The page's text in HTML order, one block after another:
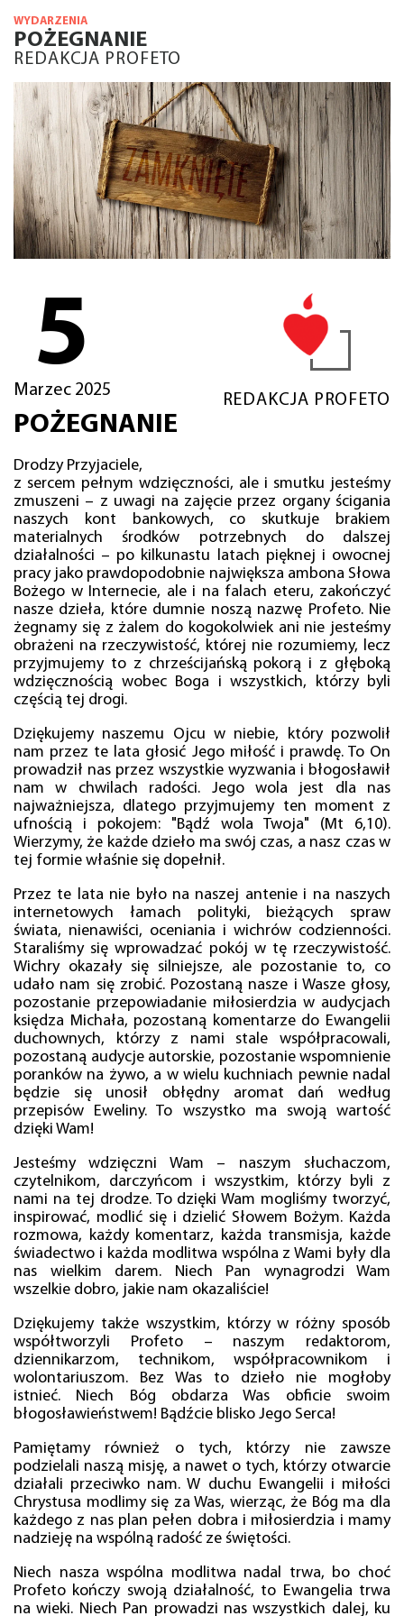
WYDARZENIA
POŻEGNANIE
REDAKCJA PROFETO
5
Marzec 2025
REDAKCJA PROFETO
POŻEGNANIE
Drodzy Przyjaciele,
z sercem pełnym wdzięczności, ale i smutku jesteśmy
zmuszeni – z uwagi na zajęcie przez organy ścigania
naszych kont bankowych, co skutkuje brakiem
materialnych środków potrzebnych do dalszej
działalności – po kilkunastu latach pięknej i owocnej
pracy jako prawdopodobnie największa ambona Słowa
Bożego w Internecie, ale i na falach eteru, zakończyć
nasze dzieła, które dumnie noszą nazwę Profeto. Nie
żegnamy się z żalem do kogokolwiek ani nie jesteśmy
obrażeni na rzeczywistość, której nie rozumiemy, lecz
przyjmujemy to z chrześcijańską pokorą i z głęboką
wdzięcznością wobec Boga i wszystkich, którzy byli
częścią tej drogi.
Dziękujemy naszemu Ojcu w niebie, który pozwolił
nam przez te lata głosić Jego miłość i prawdę. To On
prowadził nas przez wszystkie wyzwania i błogosławił
nam w chwilach radości. Jego wola jest dla nas
najważniejsza, dlatego przyjmujemy ten moment z
ufnością i pokojem: "Bądź wola Twoja" (Mt 6,10).
Wierzymy, że każde dzieło ma swój czas, a nasz czas w
tej formie właśnie się dopełnił.
Przez te lata nie było na naszej antenie i na naszych
internetowych łamach polityki, bieżących spraw
świata, nienawiści, oceniania i wichrów codzienności.
Staraliśmy się wprowadzać pokój w tę rzeczywistość.
Wichry okazały się silniejsze, ale pozostanie to, co
udało nam się zrobić. Pozostaną nasze i Wasze głosy,
pozostanie przepowiadanie miłosierdzia w audycjach
księdza Michała, pozostaną komentarze do Ewangelii
duchownych, którzy z nami stale współpracowali,
pozostaną audycje autorskie, pozostanie wspomnienie
poranków na żywo, a w wielu kuchniach pewnie nadal
będzie się unosił obłędny aromat dań według
przepisów Eweliny. To wszystko ma swoją wartość
dzięki Wam!
Jesteśmy wdzięczni Wam – naszym słuchaczom,
czytelnikom, darczyńcom i wszystkim, którzy byli z
nami na tej drodze. To dzięki Wam mogliśmy tworzyć,
inspirować, modlić się i dzielić Słowem Bożym. Każda
rozmowa, każdy komentarz, każda transmisja, każde
świadectwo i każda modlitwa wspólna z Wami były dla
nas wielkim darem. Niech Pan wynagrodzi Wam
wszelkie dobro, jakie nam okazaliście!
Dziękujemy także wszystkim, którzy w różny sposób
współtworzyli Profeto – naszym redaktorom,
dziennikarzom, technikom, współpracownikom i
wolontariuszom. Bez Was to dzieło nie mogłoby
istnieć. Niech Bóg obdarza Was obficie swoim
błogosławieństwem! Bądźcie blisko Jego Serca!
Pamiętamy również o tych, którzy nie zawsze
podzielali naszą misję, a nawet o tych, którzy otwarcie
działali przeciwko nam. W duchu Ewangelii i miłości
Chrystusa modlimy się za Was, wierząc, że Bóg ma dla
każdego z nas plan pełen dobra i miłosierdzia i mamy
nadzieję na wspólną radość ze świętości.
Niech nasza wspólna modlitwa nadal trwa, bo choć
Profeto kończy swoją działalność, to Ewangelia trwa
na wieki. Niech Pan prowadzi nas wszystkich dalej, ku